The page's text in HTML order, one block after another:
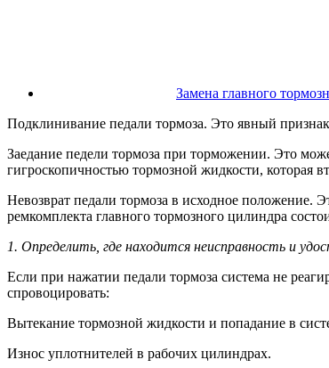
Замена главного
Подклинивание педали тормоза. Это явный
Заедание педели тормоза при торможении. Это
гигроскопичностью тормозной жидкости, которая
Невозврат педали тормоза в исходное положение.
ремкомплекта главного тормозного цилиндра
1. Определить, где находится неисправность и
Если при нажатии педали тормоза система не
спровоцировать:
Вытекание тормозной жидкости и попадание в
Износ уплотнителей в рабочих цилиндрах.